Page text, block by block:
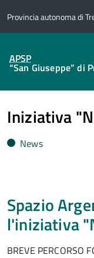
Provincia autonoma di
APSP
“San Giuseppe” di
Iniziativa
News
Spazio
l'iniziativa
BREVE PERCORSO